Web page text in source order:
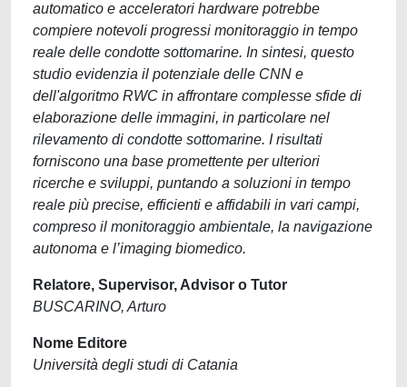
automatico e acceleratori hardware potrebbe
compiere notevoli progressi monitoraggio in tempo
reale delle condotte sottomarine. In sintesi, questo
studio evidenzia il potenziale delle CNN e
dell'algoritmo RWC in affrontare complesse sfide di
elaborazione delle immagini, in particolare nel
rilevamento di condotte sottomarine. I risultati
forniscono una base promettente per ulteriori
ricerche e sviluppi, puntando a soluzioni in tempo
reale più precise, efficienti e affidabili in vari campi,
compreso il monitoraggio ambientale, la navigazione
autonoma e l’imaging biomedico.
Relatore, Supervisor, Advisor o Tutor
BUSCARINO, Arturo
Nome Editore
Università degli studi di Catania